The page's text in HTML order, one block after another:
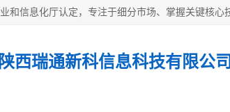
陕西瑞通新科信息科技有限公司